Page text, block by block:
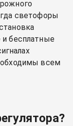
светофоры
и бесплатные
всем